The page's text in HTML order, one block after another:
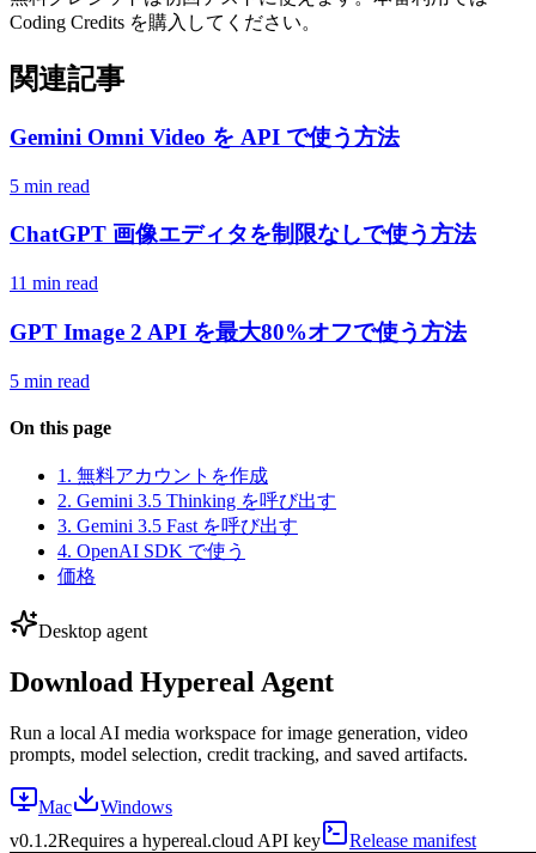
Coding Credits を購入してください。
関連記事
Gemini Omni Video を API で使う方法
5 min read
ChatGPT 画像エディタを制限なしで使う方法
11 min read
GPT Image 2 API を最大80%オフで使う方法
5 min read
On this page
1. 無料アカウントを作成
2. Gemini 3.5 Thinking を呼び出す
3. Gemini 3.5 Fast を呼び出す
4. OpenAI SDK で使う
価格
Desktop agent
Download Hypereal Agent
Run a local AI media workspace for image generation, video
prompts, model selection, credit tracking, and saved artifacts.
Mac
Windows
v0.1.2Requires a hypereal.cloud API key Release manifest